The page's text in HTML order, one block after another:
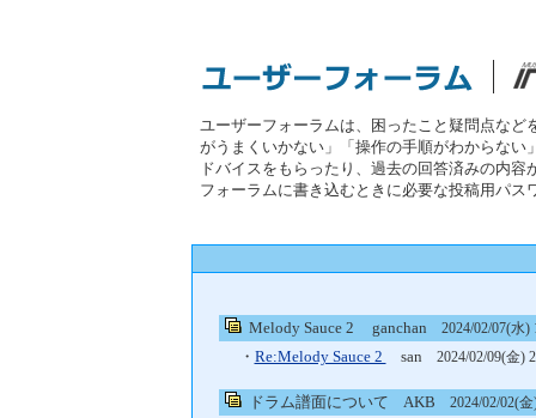
ユーザーフォーラムは、困ったこと疑問点な
がうまくいかない」「操作の手順がわからな
ドバイスをもらったり、過去の回答済みの内
フォーラムに書き込むときに必要な投稿用パス
Melody Sauce 2 ganchan 2024/02/07(水)
・ Re:Melody Sauce 2 san 2024/02/09(金)
ドラム譜面について AKB 2024/02/02(